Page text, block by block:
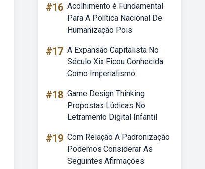
#16 Acolhimento é Fundamental
Para A Política Nacional De
Humanização Pois
#17 A Expansão Capitalista No
Século Xix Ficou Conhecida
Como Imperialismo
#18 Game Design Thinking
Propostas Lúdicas No
Letramento Digital Infantil
#19 Com Relação A Padronização
Podemos Considerar As
Seguintes Afirmações